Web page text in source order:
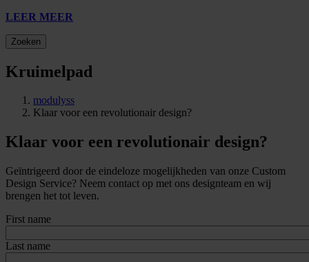
LEER MEER
Zoeken
Kruimelpad
modulyss
Klaar voor een revolutionair design?
Klaar voor een revolutionair design?
Geïntrigeerd door de eindeloze mogelijkheden van onze Custom
Design Service? Neem contact op met ons designteam en wij
brengen het tot leven.
First name
Last name